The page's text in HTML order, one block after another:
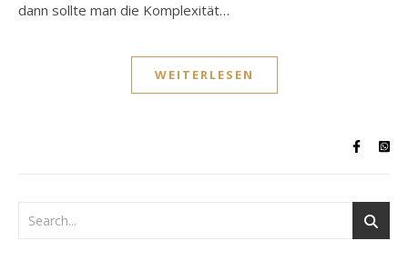
dann sollte man die Komplexität…
WEITERLESEN